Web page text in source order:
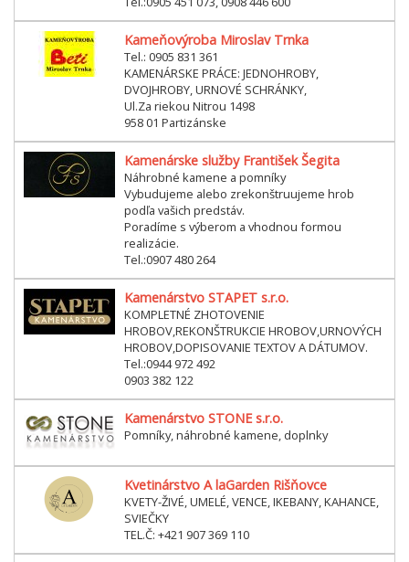
Kameňovýroba Miroslav Trnka
Tel.: 0905 831 361
KAMENÁRSKE PRÁCE: JEDNOHROBY,
DVOJHROBY, URNOVÉ SCHRÁNKY,
Ul.Za riekou Nitrou 1498
958 01 Partizánske
Kamenárske služby František Šegita
Náhrobné kamene a pomníky
Vybudujeme alebo zrekonštruujeme hrob
podľa vašich predstáv.
Poradíme s výberom a vhodnou formou
realizácie.
Tel.:0907 480 264
Kamenárstvo STAPET s.r.o.
KOMPLETNÉ ZHOTOVENIE
HROBOV,REKONŠTRUKCIE HROBOV,URNOVÝCH
HROBOV,DOPISOVANIE TEXTOV A DÁTUMOV.
Tel.:0944 972 492
0903 382 122
Kamenárstvo STONE s.r.o.
Pomníky, náhrobné kamene, doplnky
Kvetinárstvo A laGarden Rišňovce
KVETY-ŽIVÉ, UMELÉ, VENCE, IKEBANY, KAHANCE,
SVIEČKY
TEL.Č: +421 907 369 110